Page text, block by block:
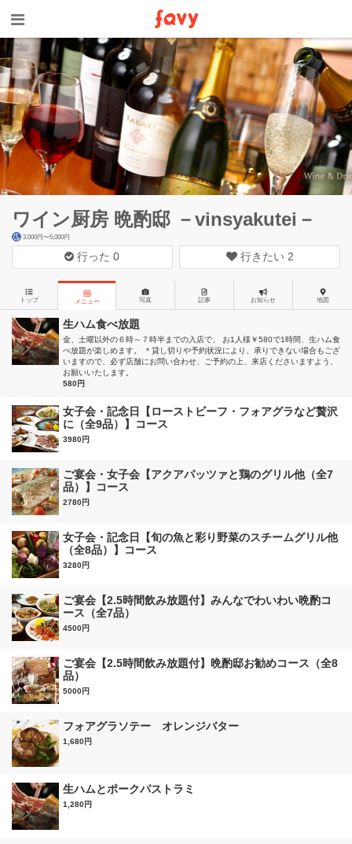
ワイン厨房 晩酌邸 －vinsyakutei－
3,000円〜5,000円
行った0 行きたい 2
トップ メニュー 写真 記事 お知らせ 地図
生ハム食べ放題
金、土曜以外の６時～７時半までの入店で、 お1人様￥580で1時間、生ハム食
べ放題が楽しめます。 ＊貸し切りや予約状況により、承りできない場合もござ
いますので、必ず店舗にお問い合わせ、ご予約の上、来店くださいますよう、
お願いいたします。
580円
女子会・記念日【ローストビーフ・フォアグラなど贅沢
に（全9品）】コース
3980円
ご宴会・女子会【アクアパッツァと鶏のグリル他（全7
品）】コース
2780円
女子会・記念日【旬の魚と彩り野菜のスチームグリル他
（全8品）】コース
3280円
ご宴会【2.5時間飲み放題付】みんなでわいわい晩酌コ
ース（全7品）
4500円
ご宴会【2.5時間飲み放題付】晩酌邸お勧めコース（全8
品）
5000円
フォアグラソテー オレンジバター
1,680円
生ハムとポークパストラミ
1,280円